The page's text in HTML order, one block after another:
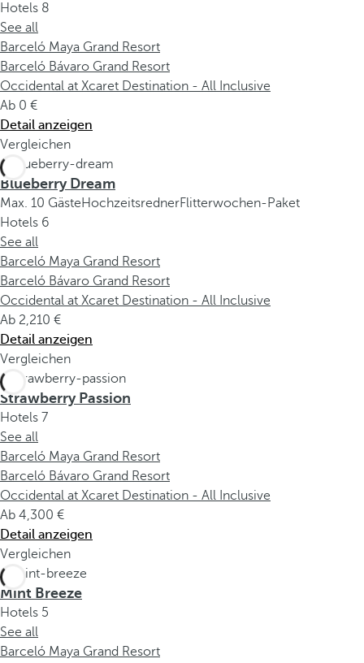
Hotels 8
See all
Barceló Maya Grand Resort
Barceló Bávaro Grand Resort
Occidental at Xcaret Destination - All Inclusive
Ab 0
Detail anzeigen
Vergleichen
Blueberry Dream
Max. 10 GästeHochzeitsrednerFlitterwochen-Paket
Hotels 6
See all
Barceló Maya Grand Resort
Barceló Bávaro Grand Resort
Occidental at Xcaret Destination - All Inclusive
Ab 2,210
Detail anzeigen
Vergleichen
Strawberry Passion
Hotels 7
See all
Barceló Maya Grand Resort
Barceló Bávaro Grand Resort
Occidental at Xcaret Destination - All Inclusive
Ab 4,300
Detail anzeigen
Vergleichen
Mint Breeze
Hotels 5
See all
Barceló Maya Grand Resort